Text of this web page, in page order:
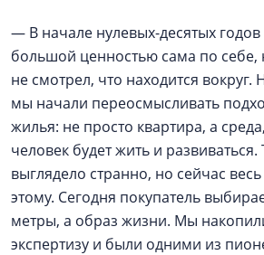
— В начале нулевых-десятых
большой ценностью сама по себе,
не смотрел, что находится вокруг.
мы начали переосмысливать
жилья: не просто квартира, а
человек будет жить и развиваться.
выглядело странно, но сейчас
этому. Сегодня покупатель
метры, а образ жизни. Мы
экспертизу и были одними из